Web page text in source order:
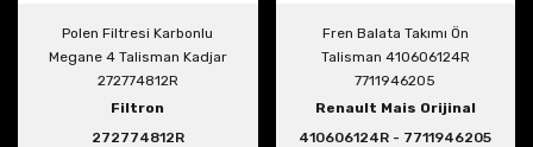
Polen Filtresi Karbonlu
Megane 4 Talisman Kadjar
272774812R
Filtron
272774812R
Fren Balata Takımı Ön
Talisman 410606124R
7711946205
Renault Mais Orijinal
410606124R - 7711946205